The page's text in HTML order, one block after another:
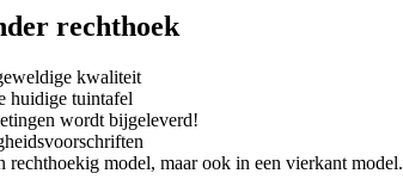
rechthoek
kwaliteit
huidige tuintafel
wordt bijgeleverd!
model, maar ook in een vierkant model.